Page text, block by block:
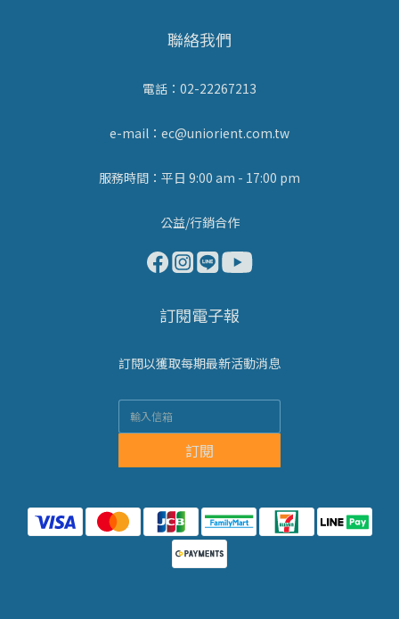
聯絡我們
電話：02-22267213
e-mail：ec@uniorient.com.tw
服務時間：平日 9:00 am - 17:00 pm
公益/行銷合作
訂閱電子報
訂閱以獲取每期最新活動消息
訂閱